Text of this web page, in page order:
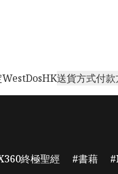
WestDosHK送貨方式付
終極聖經 書藉